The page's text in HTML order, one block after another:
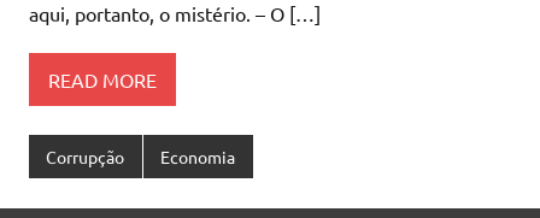
aqui, portanto, o mistério. – O […]
READ MORE
Corrupção Economia